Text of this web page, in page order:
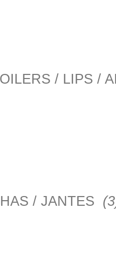
/ LIPS /
/ JANTES